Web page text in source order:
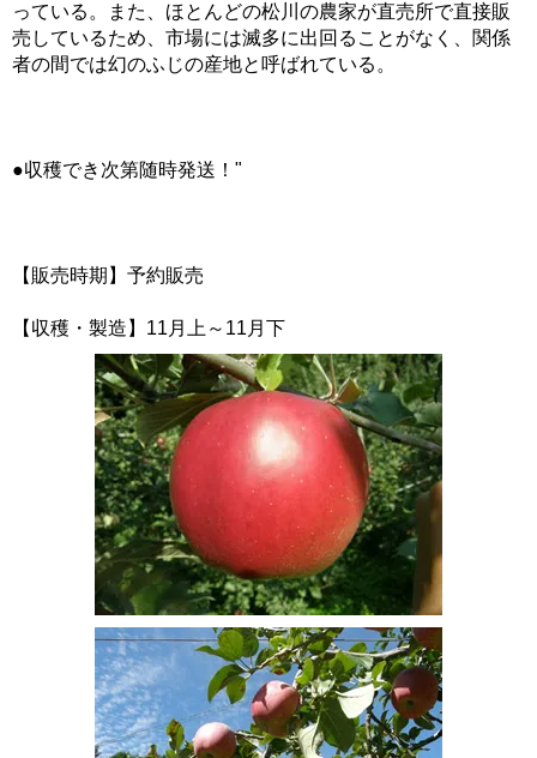
っている。また、ほとんどの松川の農家が直売所で直接販
売しているため、市場には滅多に出回ることがなく、関係
者の間では幻のふじの産地と呼ばれている。
●収穫でき次第随時発送！"
【販売時期】予約販売
【収穫・製造】11月上～11月下